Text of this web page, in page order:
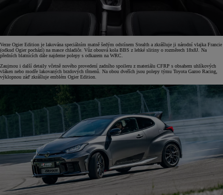
Verze Ogier Edition je lakována speciálním matně šedým odstínem Stealth a zkrášluje ji národní vlajka Francie
(odkud Ogier pochází) na masce chladiče. Vůz obouvá kola BBS z lehké slitiny o rozměrech 18x8J. Na
předních blatnících dále najdeme polepy s odkazem na WRC.
Zaujmou i další detaily včetně nového provedení zadního spoileru z materiálu CFRP s obsahem uhlíkových
vláken nebo modře lakovaných brzdových třmenů. Na obou dveřích jsou polepy týmu Toyota Gazoo Racing,
výklopnou záď zkrášluje emblém Ogier Edition.